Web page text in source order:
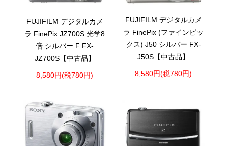
FUJIFILM デジタルカメ
ラ FinePix JZ700S 光学8
倍 シルバー F FX-
JZ700S【中古品】
8,580円(税780円)
FUJIFILM デジタルカメ
ラ FinePix (ファインピッ
クス) J50 シルバー FX-
J50S【中古品】
8,580円(税780円)